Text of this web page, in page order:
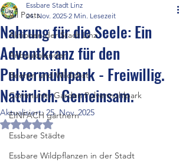
All Posts
Aktionen der Stadt Linz
Anbaukalender
Beeren und Wildobst
Community Garden Pulvermühlpark
EINFACH gärtnern
Essbare Städte
Essbare Wildpflanzen in der Stadt
Nahrung für die Seele: Ein
Adventkranz für den
Pulvermühlpark - Freiwillig.
Natürlich. Gemeinsam.
Essbare Stadt Linz
24. Nov. 2025 2 Min. Lesezeit
Aktualisiert: 25. Nov. 2025
Mit NaN von 5 Sternen bewertet.